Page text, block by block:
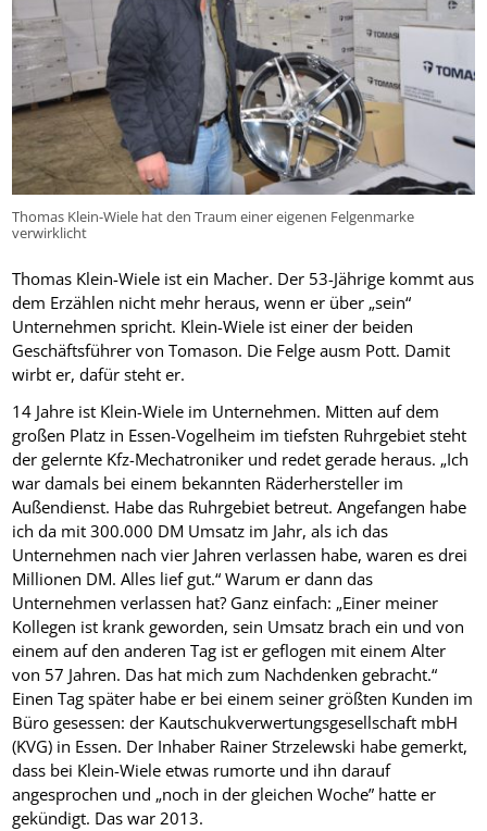
Thomas Klein-Wiele hat den Traum einer eigenen Felgenmarke
verwirklicht
Thomas Klein-Wiele ist ein Macher. Der 53-Jährige kommt aus
dem Erzählen nicht mehr heraus, wenn er über „sein“
Unternehmen spricht. Klein-Wiele ist einer der beiden
Geschäftsführer von Tomason. Die Felge ausm Pott. Damit
wirbt er, dafür steht er.
14 Jahre ist Klein-Wiele im Unternehmen. Mitten auf dem
großen Platz in Essen-Vogelheim im tiefsten Ruhrgebiet steht
der gelernte Kfz-Mechatroniker und redet gerade ­heraus. „Ich
war damals bei einem bekannten Räderhersteller im
Außendienst. Habe das Ruhrgebiet betreut. Angefangen habe
ich da mit 300.000 DM Umsatz im Jahr, als ich das
Unternehmen nach vier Jahren verlassen habe, waren es drei
Millionen DM. Alles lief gut.“ Warum er dann das
Unternehmen verlassen hat? Ganz einfach: „Einer meiner
Kollegen ist krank geworden, sein Umsatz brach ein und von
einem auf den anderen Tag ist er geflogen mit einem Alter
von 57 Jahren. Das hat mich zum Nachdenken gebracht.“
Einen Tag später habe er bei einem seiner größten Kunden im
Büro gesessen: der Kautschukverwertungsgesellschaft mbH
(KVG) in Essen. Der Inhaber Rainer Strzelewski habe gemerkt,
dass bei Klein-Wiele etwas rumorte und ihn darauf
angesprochen und „noch in der gleichen Woche” hatte er
gekündigt. Das war 2013.